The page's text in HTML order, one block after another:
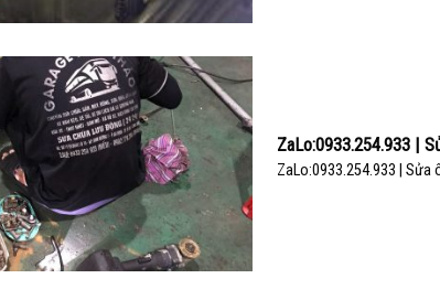
ZaLo:0933.254.933 |
ZaLo:0933.254.933 | Sửa